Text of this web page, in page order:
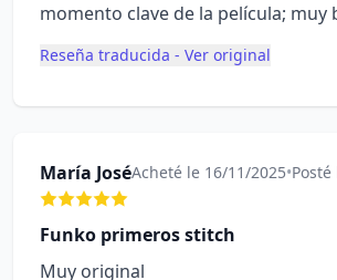
momento clave de la película; muy
Reseña traducida - Ver original
María JoséAcheté le 16/11/2025•
Funko primeros stitch
Muy original